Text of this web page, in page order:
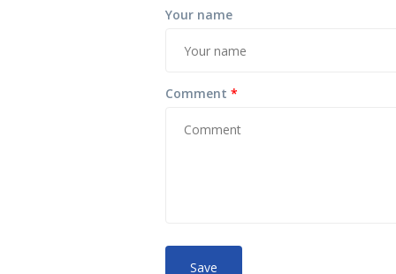
Your name
Comment *